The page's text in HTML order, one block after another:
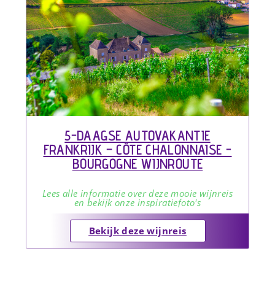
5-DAAGSE AUTOVAKANTIE
FRANKRIJK – CÔTE CHALONNAISE -
BOURGOGNE WIJNROUTE
Lees alle informatie over deze mooie wijnreis
en bekijk onze inspiratiefoto's
Bekijk deze wijnreis